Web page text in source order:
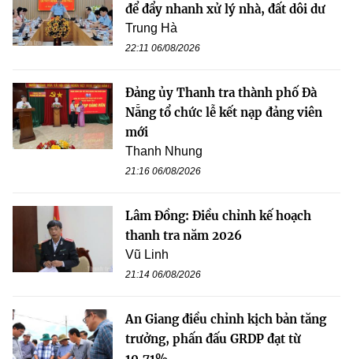
để đẩy nhanh xử lý nhà, đất dôi dư
Trung Hà
22:11 06/08/2026
Đảng ủy Thanh tra thành phố Đà
Nẵng tổ chức lễ kết nạp đảng viên
mới
Thanh Nhung
21:16 06/08/2026
Lâm Đồng: Điều chỉnh kế hoạch
thanh tra năm 2026
Vũ Linh
21:14 06/08/2026
An Giang điều chỉnh kịch bản tăng
trưởng, phấn đấu GRDP đạt từ